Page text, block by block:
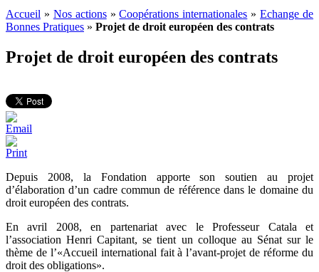
Accueil » Nos actions»Coopérations internationales »Echange de
Bonnes Pratiques » Projet de droit européen des contrats
Projet de droit européen des contrats
Depuis 2008, la Fondation apporte son soutien au projet
d’élaboration d’un cadre commun de référence dans le domaine du
droit européen des contrats.
En avril 2008, en partenariat avec le Professeur Catala et
l’association Henri Capitant, se tient un colloque au Sénat sur le
thème de l’«Accueil international fait à l’avant-projet de réforme du
droit des obligations».